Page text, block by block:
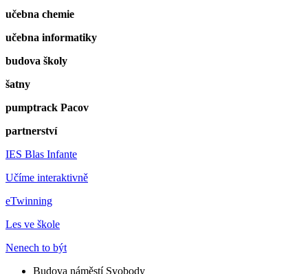
učebna chemie
učebna informatiky
budova školy
šatny
pumptrack Pacov
partnerství
IES Blas Infante
Učíme interaktivně
eTwinning
Les ve škole
Nenech to být
Budova náměstí Svobody